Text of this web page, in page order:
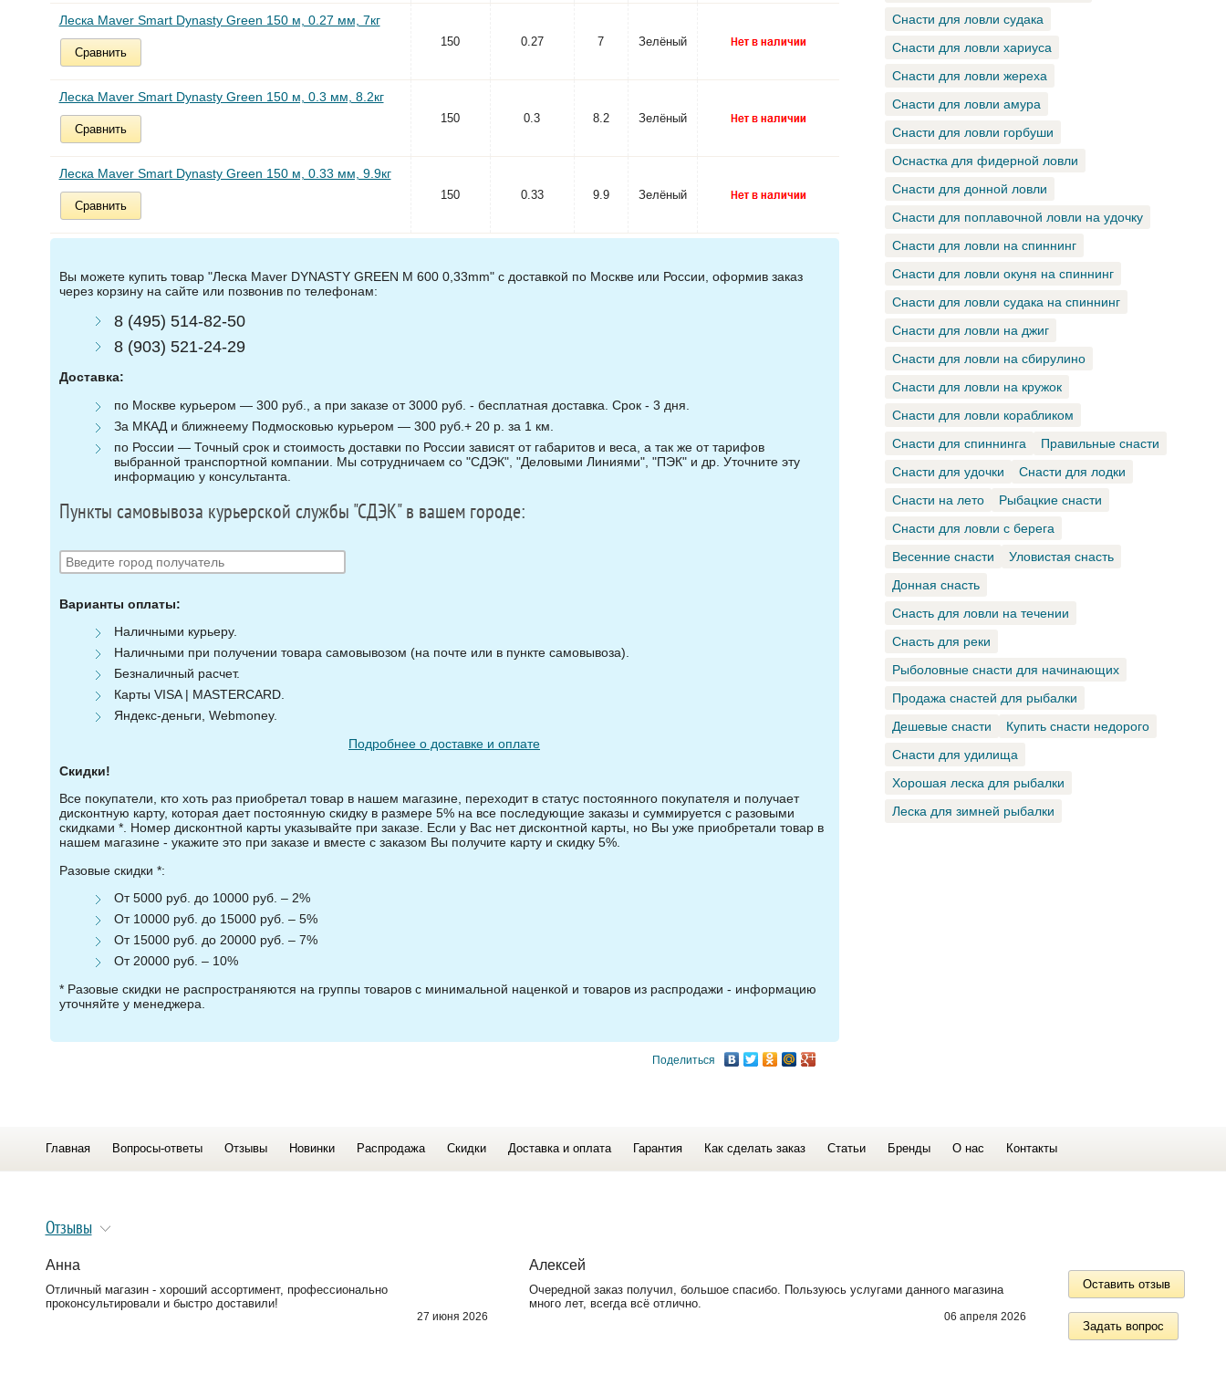
Леска Maver Smart Dynasty Green 150 м, 0.27 мм, 7кг
Сравнить
150 0.27 7 Зелёный
Леска Maver Smart Dynasty Green 150 м, 0.3 мм, 8.2кг
Сравнить
150 0.3 8.2 Зелёный
Леска Maver Smart Dynasty Green 150 м, 0.33 мм, 9.9кг
Сравнить
150 0.33 9.9 Зелёный
Вы можете купить товар "Леска Maver DYNASTY GREEN M 600 0,33mm" с доставкой по Москве или России, оформив заказ
через корзину на сайте или позвонив по телефонам:
8 (495) 514-82-50
8 (903) 521-24-29
Доставка:
по Москве курьером — 300 руб., а при заказе от 3000 руб. - бесплатная доставка. Срок - 3 дня.
За МКАД и ближнеему Подмосковью курьером — 300 руб.+ 20 р. за 1 км.
по России — Точный срок и стоимость доставки по России зависят от габаритов и веса, а так же от тарифов
выбранной транспортной компании. Мы сотрудничаем со "СДЭК", "Деловыми Линиями", "ПЭК" и др. Уточните эту
информацию у консультанта.
Пункты самовывоза курьерской службы "СДЭК" в вашем городе:
Варианты оплаты:
Наличными курьеру.
Наличными при получении товара самовывозом (на почте или в пункте самовывоза).
Безналичный расчет.
Карты VISA | MASTERCARD.
Яндекс-деньги, Webmoney.
Подробнее о доставке и оплате
Скидки!
Все покупатели, кто хоть раз приобретал товар в нашем магазине, переходит в статус постоянного покупателя и получает
дисконтную карту, которая дает постоянную скидку в размере 5% на все последующие заказы и суммируется с разовыми
скидками *. Номер дисконтной карты указывайте при заказе. Если у Вас нет дисконтной карты, но Вы уже приобретали товар в
нашем магазине - укажите это при заказе и вместе с заказом Вы получите карту и скидку 5%.
Разовые скидки *:
От 5000 руб. до 10000 руб. – 2%
От 10000 руб. до 15000 руб. – 5%
От 15000 руб. до 20000 руб. – 7%
От 20000 руб. – 10%
* Разовые скидки не распространяются на группы товаров с минимальной наценкой и товаров из распродажи - информацию
уточняйте у менеджера.
Поделиться
Снасти для ловли судака
Снасти для ловли хариуса
Снасти для ловли жереха
Снасти для ловли амура
Снасти для ловли горбуши
Оснастка для фидерной ловли
Снасти для донной ловли
Снасти для поплавочной ловли на удочку
Снасти для ловли на спиннинг
Снасти для ловли окуня на спиннинг
Снасти для ловли судака на спиннинг
Снасти для ловли на джиг
Снасти для ловли на сбирулино
Снасти для ловли на кружок
Снасти для ловли корабликом
Снасти для спиннинга
Правильные снасти
Снасти для удочки
Снасти для лодки
Снасти на лето
Рыбацкие снасти
Снасти для ловли с берега
Весенние снасти
Уловистая снасть
Донная снасть
Снасть для ловли на течении
Снасть для реки
Рыболовные снасти для начинающих
Продажа снастей для рыбалки
Дешевые снасти
Купить снасти недорого
Снасти для удилища
Хорошая леска для рыбалки
Леска для зимней рыбалки
Главная Вопросы-ответы Отзывы Новинки Распродажа Скидки Доставка и оплата Гарантия Как сделать заказ Статьи Бренды О нас Контакты
Отзывы
Анна
Отличный магазин - хороший ассортимент, профессионально
проконсультировали и быстро доставили!
27 июня 2026
Алексей
Очередной заказ получил, большое спасибо. Пользуюсь услугами данного магазина
много лет, всегда всё отлично.
06 апреля 2026
Оставить отзыв
Задать вопрос